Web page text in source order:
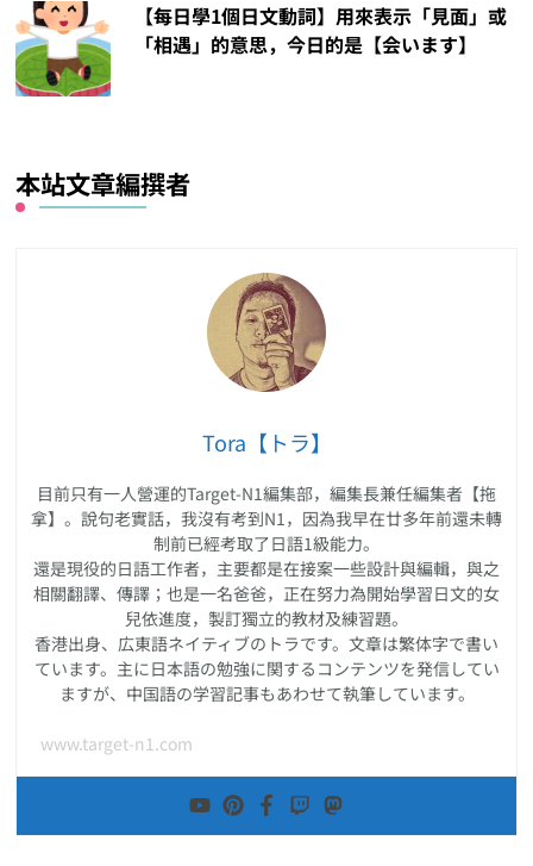
【每日學1個日文動詞】用來表示「見面」或
「相遇」的意思，今日的是【会います】
本站文章編撰者
Tora【トラ】
目前只有一人營運的Target-N1編集部，編集長兼任編集者【拖
拿】。說句老實話，我沒有考到N1，因為我早在廿多年前還未轉
制前已經考取了日語1級能力。
還是現役的日語工作者，主要都是在接案一些設計與編輯，與之
相關翻譯、傳譯；也是一名爸爸，正在努力為開始學習日文的女
兒依進度，製訂獨立的教材及練習題。
香港出身、広東語ネイティブのトラです。文章は繁体字で書い
ています。主に日本語の勉強に関するコンテンツを発信してい
ますが、中国語の学習記事もあわせて執筆しています。
www.target-n1.com